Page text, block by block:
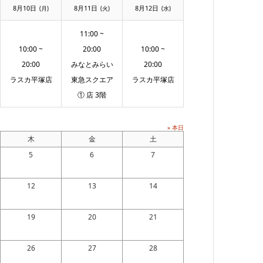
8月10日 (月) 8月11日 (火) 8月12日 (水)
10:00 ~
20:00
ラスカ平塚店
11:00 ~
20:00
みなとみらい
東急スクエア
① 店 3階
10:00 ~
20:00
ラスカ平塚店
» 本日
木 金
土
5
6 7
12 13 14
19 20 21
26 27 28